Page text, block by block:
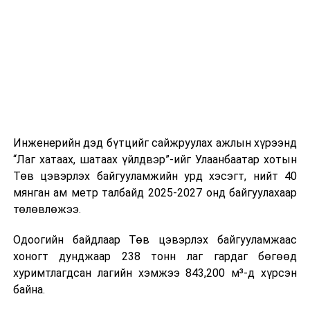
өдөр тутмын ажлын бэлэн байдлыг хангах зэрэг
практик ур чадварыг сургалтын хөтөлбөрт тусгажээ.
Сургалтыг танилцуулах лекц, асуулт-хариулт,
жишээнд суурилсан сургалт, багаар ажиллах дасгал,
танилцах, онцгой нөхцөлд ажиллах дадлага зэрэг
онол, практик хосолсон хэлбэрээр зохион байгуулж
байна.
Инженерийн дэд бүтцийг сайжруулах ажлын хүрээнд
“Лаг хатаах, шатаах үйлдвэр”-ийг Улаанбаатар хотын
Төв цэвэрлэх байгууламжийн урд хэсэгт, нийт 40
мянган ам метр талбайд 2025-2027 онд байгуулахаар
төлөвлөжээ.
Одоогийн байдлаар Төв цэвэрлэх байгууламжаас
хоногт дунджаар 238 тонн лаг гардаг бөгөөд
хуримтлагдсан лагийн хэмжээ 843,200 м³-д хүрсэн
байна.